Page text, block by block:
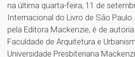
na última quarta-feira, 11 de
Internacional do Livro de São
pela Editora Mackenzie, é de
Faculdade de Arquitetura e
Universidade Presbiteriana